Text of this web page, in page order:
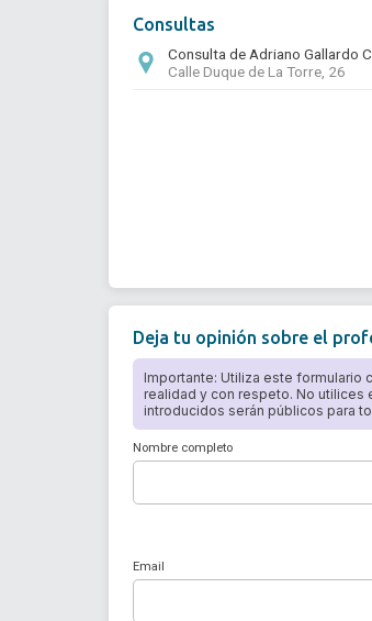
Consultas
Consulta de Adriano Gallardo
Calle Duque de La Torre, 26
Deja tu opinión sobre el
Importante: Utiliza este formulario
realidad y con respeto. No utilices
introducidos serán públicos para
Nombre completo
Email